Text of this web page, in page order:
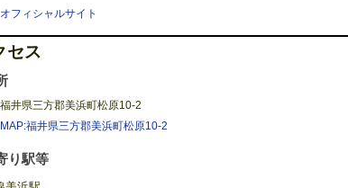
オフィシャルサイト
セス
福井県三方郡美浜町松原10-2
MAP:福井県三方郡美浜町松原10-2
り駅等